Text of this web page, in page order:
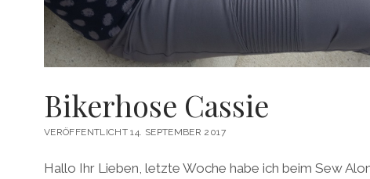
Bikerhose Cassie
VERÖFFENTLICHT 14. SEPTEMBER 2017
Hallo Ihr Lieben, letzte Woche habe ich beim Sew